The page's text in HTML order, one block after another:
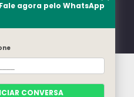
agora pelo WhatsApp
CONVERSA